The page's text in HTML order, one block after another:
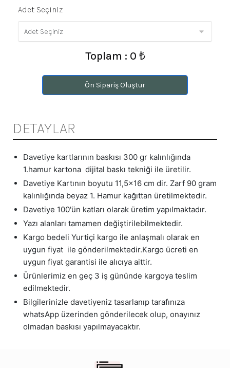
Adet Seçiniz
Toplam : 0 ₺
Ön Sipariş Oluştur
DETAYLAR
Davetiye kartlarının baskısı 300 gr kalınlığında
1.hamur kartona dijital baskı tekniği ile üretilir.
Davetiye Kartının boyutu 11,5x16 cm dir. Zarf 90 gram
kalınlığında beyaz 1. Hamur kağıttan üretilmektedir.
Davetiye 100'ün katları olarak üretim yapılmaktadır.
Yazı alanları tamamen değiştirilebilmektedir.
Kargo bedeli Yurtiçi kargo ile anlaşmalı olarak en
uygun fiyat ile gönderilmektedir.Kargo ücreti en
uygun fiyat garantisi ile alıcıya aittir.
Ürünlerimiz en geç 3 iş gününde kargoya teslim
edilmektedir.
Bilgilerinizle davetiyeniz tasarlanıp tarafınıza
whatsApp üzerinden gönderilecek olup, onayınız
olmadan baskısı yapılmayacaktır.